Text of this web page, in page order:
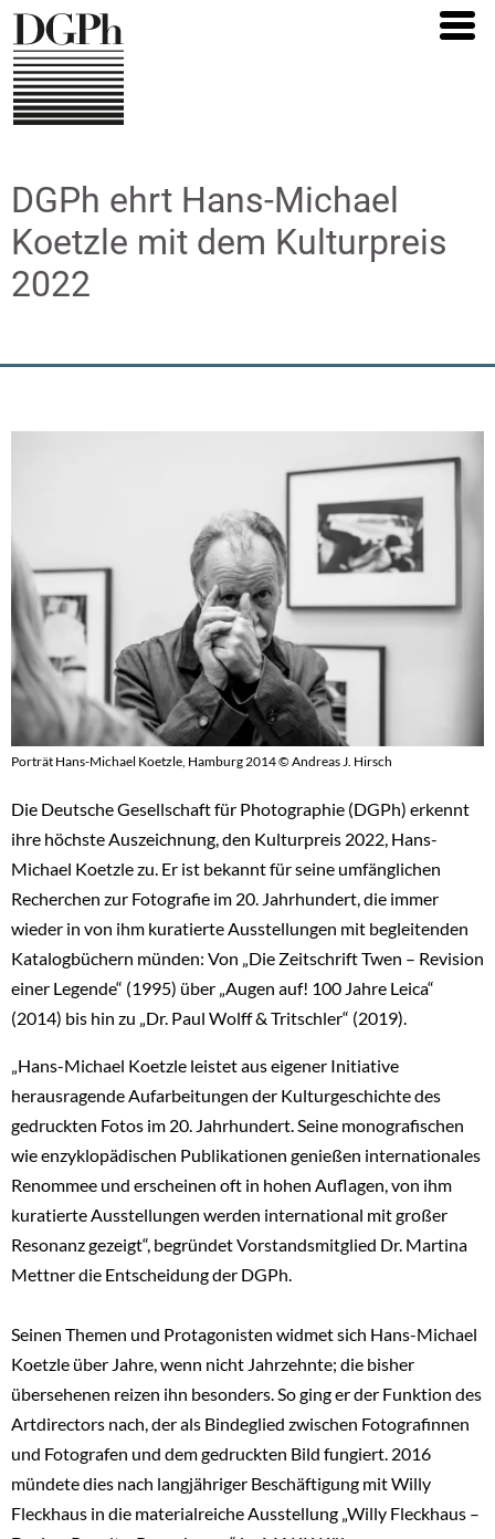
Direkt
zum
Inhalt
DGPh ehrt Hans-Michael
Koetzle mit dem Kulturpreis
2022
Porträt Hans-Michael Koetzle, Hamburg 2014 © Andreas J. Hirsch
Die Deutsche Gesellschaft für Photographie (DGPh) erkennt
ihre höchste Auszeichnung, den Kulturpreis 2022, Hans-
Michael Koetzle zu. Er ist bekannt für seine umfänglichen
Recherchen zur Fotografie im 20. Jahrhundert, die immer
wieder in von ihm kuratierte Ausstellungen mit begleitenden
Katalogbüchern münden: Von „Die Zeitschrift Twen – Revision
einer Legende“ (1995) über „Augen auf! 100 Jahre Leica“
(2014) bis hin zu „Dr. Paul Wolff & Tritschler“ (2019).
„Hans-Michael Koetzle leistet aus eigener Initiative
herausragende Aufarbeitungen der Kulturgeschichte des
gedruckten Fotos im 20. Jahrhundert. Seine monografischen
wie enzyklopädischen Publikationen genießen internationales
Renommee und erscheinen oft in hohen Auflagen, von ihm
kuratierte Ausstellungen werden international mit großer
Resonanz gezeigt“, begründet Vorstandsmitglied Dr. Martina
Mettner die Entscheidung der DGPh.
Seinen Themen und Protagonisten widmet sich Hans-Michael
Koetzle über Jahre, wenn nicht Jahrzehnte; die bisher
übersehenen reizen ihn besonders. So ging er der Funktion des
Artdirectors nach, der als Bindeglied zwischen Fotografinnen
und Fotografen und dem gedruckten Bild fungiert. 2016
mündete dies nach langjähriger Beschäftigung mit Willy
Fleckhaus in die materialreiche Ausstellung „Willy Fleckhaus –